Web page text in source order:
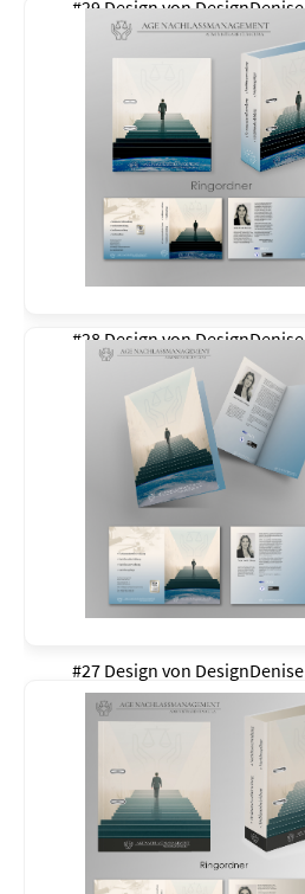
#29 Design vonDesignDenise
#28 Design vonDesignDenise
#27 Design von DesignDenise